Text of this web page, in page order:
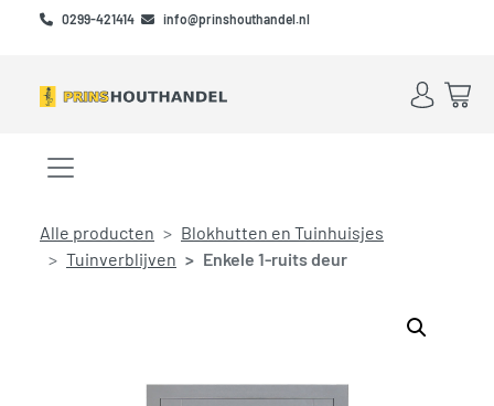
Skip to main content
Skip to footer
0299-421414 info@prinshouthandel.nl
Account
Menu openen/sluiten
Alle producten
Blokhutten en Tuinhuisjes
Tuinverblijven
Enkele 1-ruits deur